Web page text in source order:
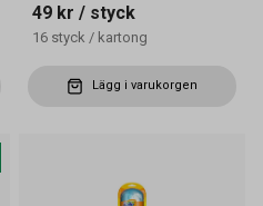
49 kr / styck
16 styck / kartong
Lägg i varukorgen